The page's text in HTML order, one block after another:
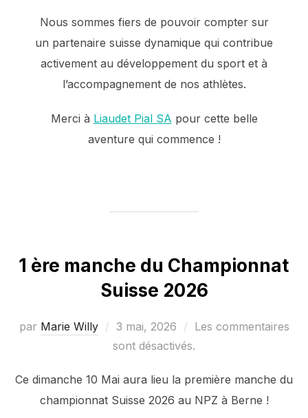
Nous sommes fiers de pouvoir compter sur
un partenaire suisse dynamique qui contribue
activement au développement du sport et à
l’accompagnement de nos athlètes.
Merci à Liaudet Pial SA pour cette belle
aventure qui commence !
1 ère manche du Championnat
Suisse 2026
par Marie Willy
Publié
le
3 mai, 2026
Les commentaires
sont désactivés.
Ce dimanche 10 Mai aura lieu la première manche du
championnat Suisse 2026 au NPZ à Berne !